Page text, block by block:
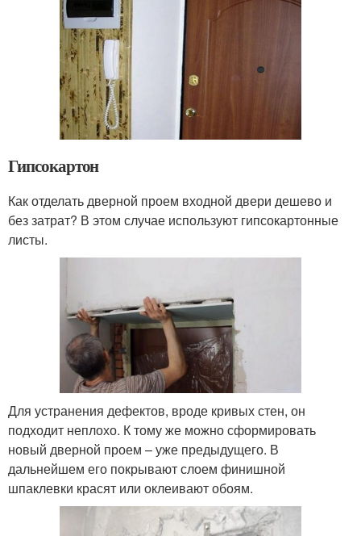
Гипсокартон
Как отделать дверной проем входной двери дешево и
без затрат? В этом случае используют гипсокартонные
листы.
Для устранения дефектов, вроде кривых стен, он
подходит неплохо. К тому же можно сформировать
новый дверной проем – уже предыдущего. В
дальнейшем его покрывают слоем финишной
шпаклевки красят или оклеивают обоям.